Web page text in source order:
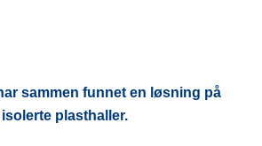
sammen funnet en løsning på
plasthaller.